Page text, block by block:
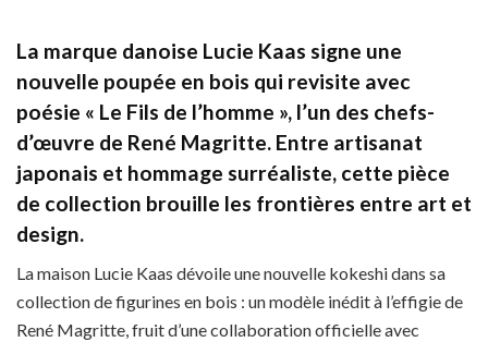
La marque danoise Lucie Kaas signe une
nouvelle poupée en bois qui revisite avec
poésie « Le Fils de l’homme », l’un des chefs-
d’œuvre de René Magritte. Entre artisanat
japonais et hommage surréaliste, cette pièce
de collection brouille les frontières entre art et
design.
La maison Lucie Kaas dévoile une nouvelle kokeshi dans sa
collection de figurines en bois : un modèle inédit à l’effigie de
René Magritte, fruit d’une collaboration officielle avec